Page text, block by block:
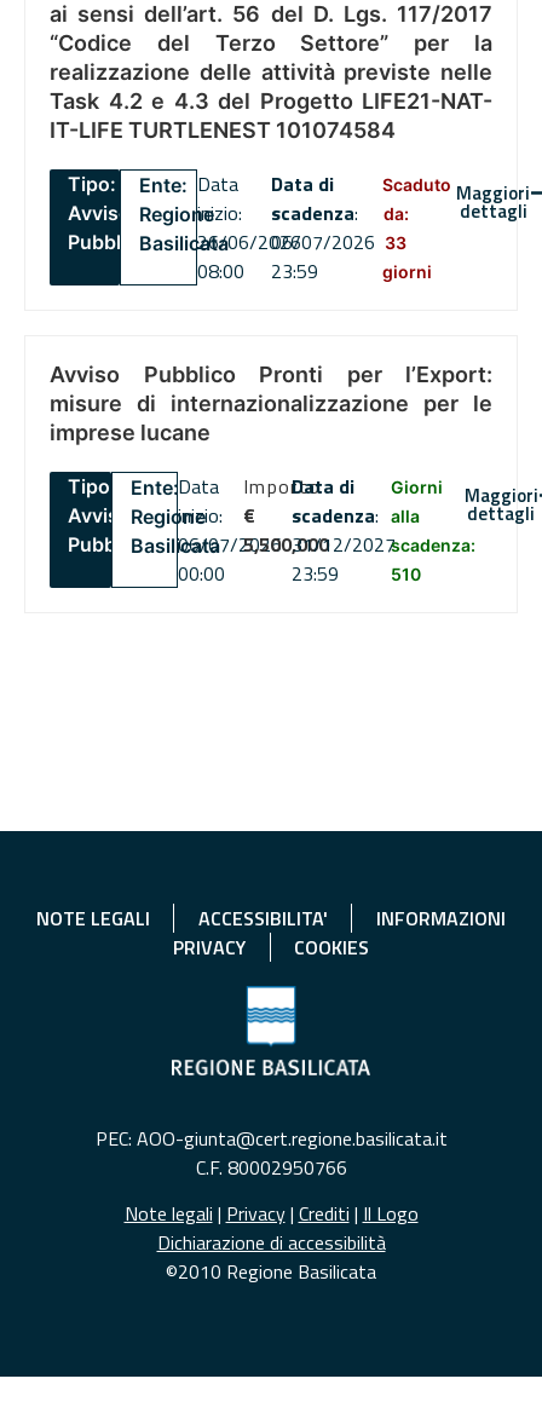
ai sensi dell’art. 56 del D. Lgs. 117/2017
“Codice del Terzo Settore” per la
realizzazione delle attività previste nelle
Task 4.2 e 4.3 del Progetto LIFE21-NAT-
IT-LIFE TURTLENEST 101074584
Tipo:
Avviso
Pubblico
Ente:
Regione
Basilicata
Data
inizio:
26/06/2026
08:00
Data di
scadenza:
06/07/2026
23:59
Scaduto
da:
33
giorni
Maggiori
dettagli
Avviso Pubblico Pronti per l’Export:
misure di internazionalizzazione per le
imprese lucane
Tipo:
Avviso
Pubblico
Ente:
Regione
Basilicata
Data
inizio:
06/07/2026
00:00
Importo
€
5,500,000
Data di
scadenza:
31/12/2027
23:59
Giorni
alla
scadenza:
510
Maggiori
dettagli
NOTE LEGALI ACCESSIBILITA'
INFORMAZIONI
PRIVACY
COOKIES
PEC: AOO-giunta@cert.regione.basilicata.it
C.F. 80002950766
Note legali | Privacy| Crediti | Il Logo
Dichiarazione di accessibilità
©2010 Regione Basilicata